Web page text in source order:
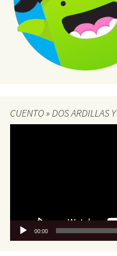
CUENTO » DOS ARDILLAS
00:00